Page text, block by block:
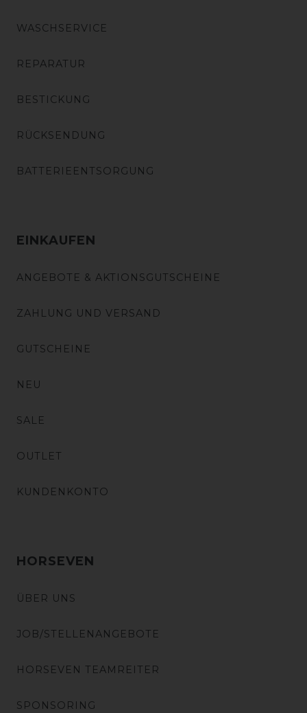
WASCHSERVICE
REPARATUR
BESTICKUNG
RÜCKSENDUNG
BATTERIEENTSORGUNG
EINKAUFEN
ANGEBOTE & AKTIONSGUTSCHEINE
ZAHLUNG UND VERSAND
GUTSCHEINE
NEU
SALE
OUTLET
KUNDENKONTO
HORSEVEN
ÜBER UNS
JOB/STELLENANGEBOTE
HORSEVEN TEAMREITER
SPONSORING